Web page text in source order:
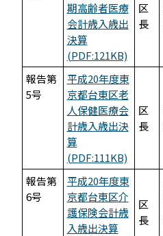
期高齢者医療
会計歳入歳出
決算
(PDF:121KB)
区
長
報告第
5号
平成20年度東
京都台東区老
人保健医療会
計歳入歳出決
算
(PDF:111KB)
区
長
報告第
6号
平成20年度東
京都台東区介
護保険会計歳
入歳出決算
区
長